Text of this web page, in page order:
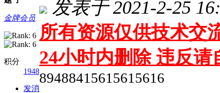
金牌会员
积分
1948
发消
发表于 2021-2-25
所有资源仅供技术交
24小时内删除 违反
89488415615615616